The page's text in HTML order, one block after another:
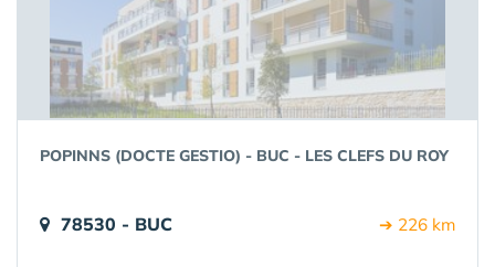
POPINNS (DOCTE GESTIO) - BUC - LES CLEFS DU ROY
78530 - BUC ➔ 226 km